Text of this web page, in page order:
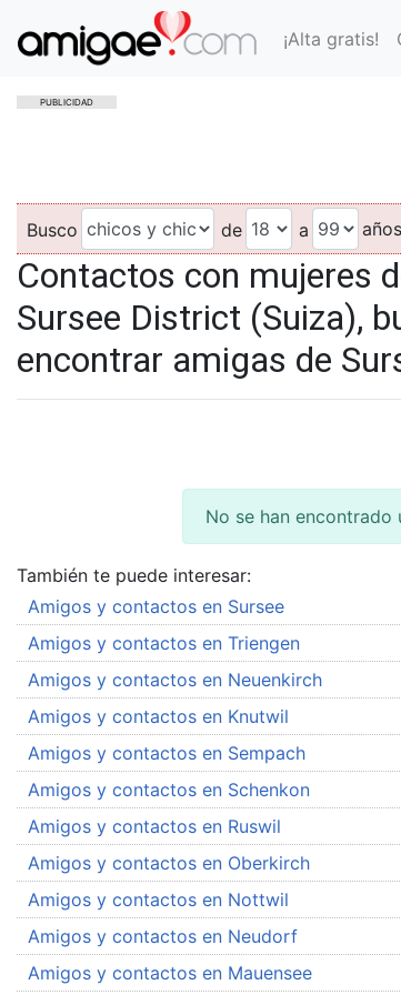
¡Alta gratis!
PUBLICIDAD
Busco de a años
Contactos con mujeres
Sursee District (Suiza),
encontrar amigas de
No se han encontrado
También te puede interesar:
Amigos y contactos en Sursee
Amigos y contactos en Triengen
Amigos y contactos en Neuenkirch
Amigos y contactos en Knutwil
Amigos y contactos en Sempach
Amigos y contactos en Schenkon
Amigos y contactos en Ruswil
Amigos y contactos en Oberkirch
Amigos y contactos en Nottwil
Amigos y contactos en Neudorf
Amigos y contactos en Mauensee